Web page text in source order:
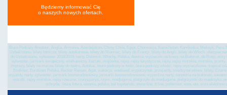
Będziemy informować Cię
o naszych nowych ofertach.
Biuro Podróży Areatour, Anglia, Armenia, Azerbejdżan, Chiny, Chile, Egipt, Chorwacja, Kazachstan, Kambodża, Meksyk,
Uzbekistanu, bilety lotnicze, bilety autokarowe, bilety do Niemiec, bilety do Francji, bilety do Anglii, bilety do Włoch,
do Uzbekistanu, sylwester 2018/2019, narty, Dolomiti, Włochy, Polska, Austria, wycieczki na kresy, na Białoruś, do Rosji,
sylwester, jarmark świąteczny, wielkanocny, kaziuki, majówka, rejsy, rejsy turystyczne, rejsy, rejsy morskie, morskie,
imprezy, bilety na mecze, bilety do teatru, Autokar, biuro podróży w łodzi, biura podróży włodzi, rejsy wycieczkowe,
Ecolines, Eurolines Polska, Becker Reisen, Agat, wakacje, weekend, wypoczynek, przejazdy, miedzynarodowe, bilety,
wyjazdy, narty, sylwester, jarmark boonarodzeniowy, jarmarki boonarodzeniowe, wyjazd na narty, sanatoria na białorusi,
morski, rejsy morskie, rejsy rzeczne, cruizy,paryż, rzym, medjugorie, pielgrzyki do medjugorie, pielgrzymki do maeksyku,
ochryda, litwa, łotwa, estonia, polska, bal kapitański, stena line, tt line, polferries, esta, eta, wiza